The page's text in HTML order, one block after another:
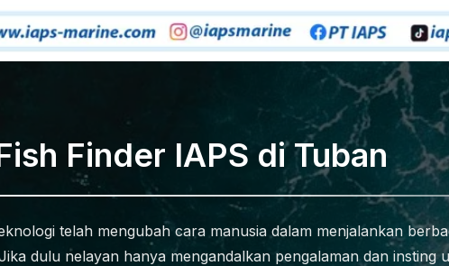
Finder IAPS di Tuban
telah mengubah cara manusia dalam menjalankan
dulu nelayan hanya mengandalkan pengalaman dan insting